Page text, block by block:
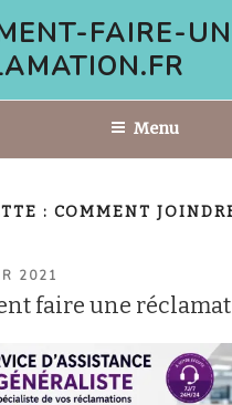
FAIRE-
Menu
: COMMENT
2021
faire une